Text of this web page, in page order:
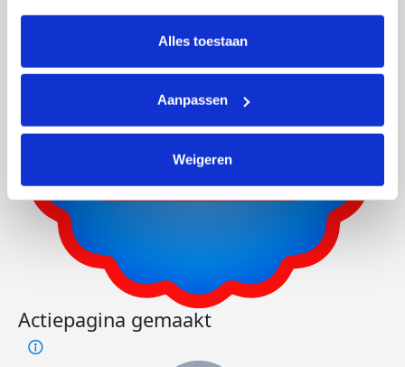
intrekken via Cookie instellingen onderaan de pagina. De
lijst met cookies is te vinden in het tabblad “details”.
Alles toestaan
Aanpassen
Weigeren
Actiepagina gemaakt